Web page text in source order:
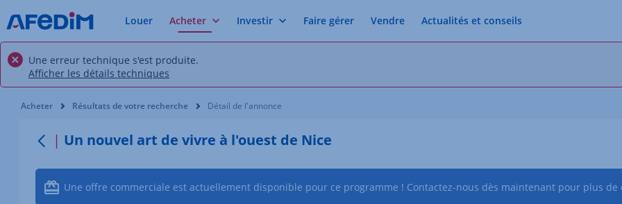
Louer Acheter Investir Faire gérer Vendre Actualités et conseils
Une erreur technique s'est produite.
Afficher les détails techniques
Vous êtes ici:
Acheter Résultats de votre recherche Détail de l'annonce
Retour
Un nouvel art de vivre à l'ouest de Nice
Une offre commerciale est actuellement disponible pour ce programme ! Contactez-nous dès maintenant pour plus de